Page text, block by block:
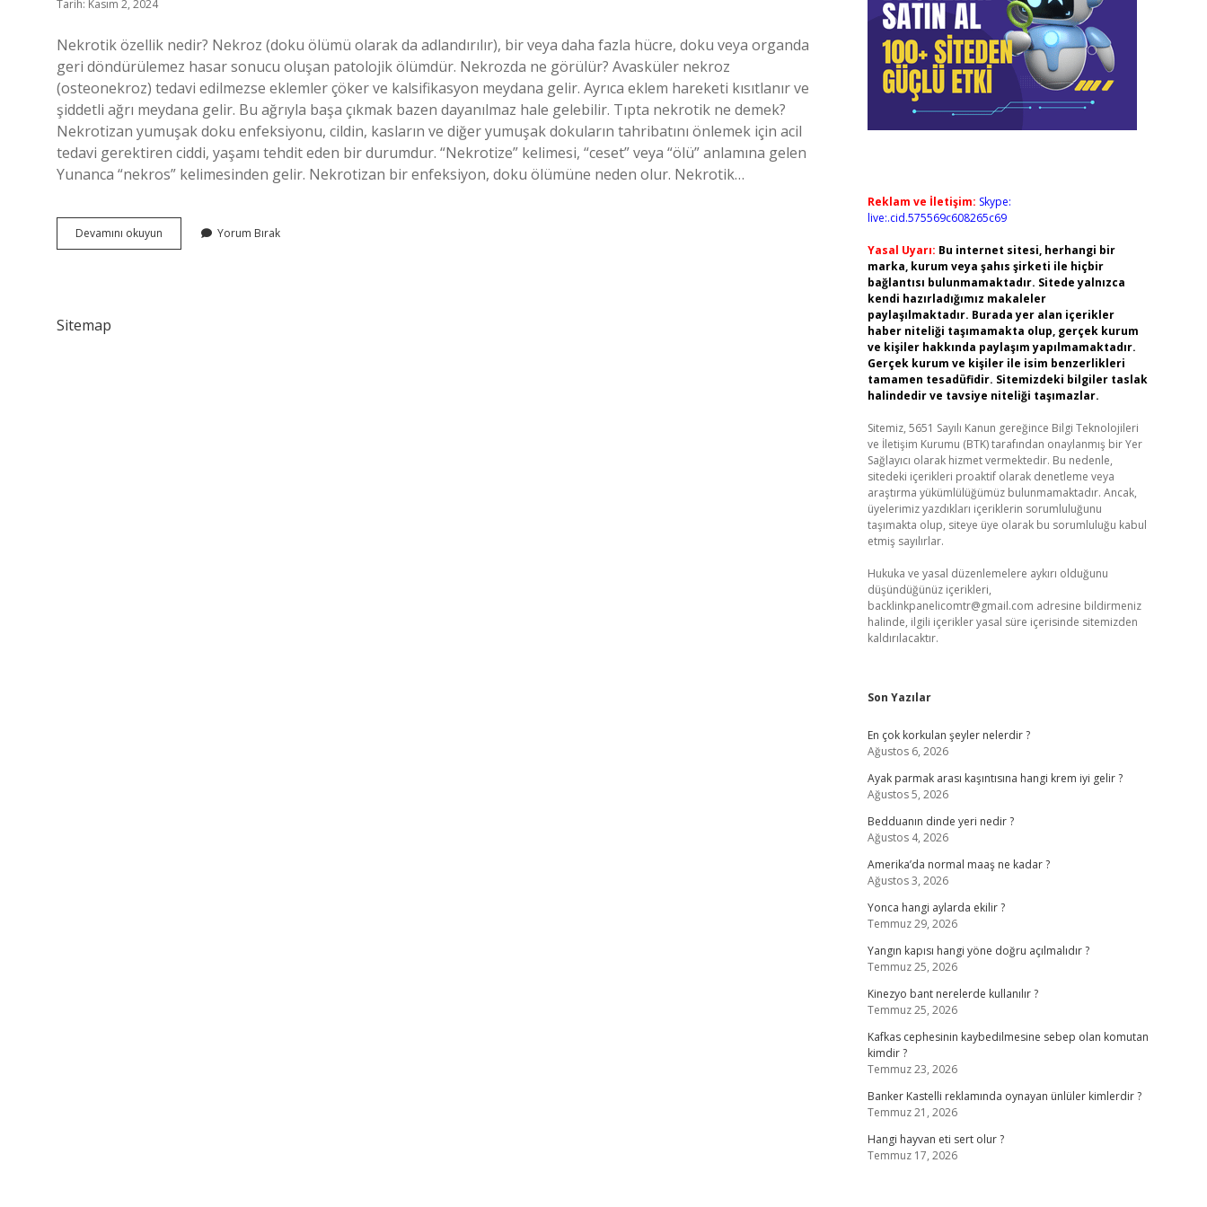
Tarih: Kasım 2, 2024
Nekrotik özellik nedir? Nekroz (doku ölümü olarak da adlandırılır), bir veya daha fazla hücre, doku veya organda
geri döndürülemez hasar sonucu oluşan patolojik ölümdür. Nekrozda ne görülür? Avasküler nekroz
(osteonekroz) tedavi edilmezse eklemler çöker ve kalsifikasyon meydana gelir. Ayrıca eklem hareketi kısıtlanır ve
şiddetli ağrı meydana gelir. Bu ağrıyla başa çıkmak bazen dayanılmaz hale gelebilir. Tıpta nekrotik ne demek?
Nekrotizan yumuşak doku enfeksiyonu, cildin, kasların ve diğer yumuşak dokuların tahribatını önlemek için acil
tedavi gerektiren ciddi, yaşamı tehdit eden bir durumdur. “Nekrotize” kelimesi, “ceset” veya “ölü” anlamına gelen
Yunanca “nekros” kelimesinden gelir. Nekrotizan bir enfeksiyon, doku ölümüne neden olur. Nekrotik…
Devamını okuyun Nekrotik
Belirtiler
Yorum Bırak
Sitemap
Reklam ve İletişim: Skype:
live:.cid.575569c608265c69
Yasal Uyarı: Bu internet sitesi, herhangi bir
marka, kurum veya şahıs şirketi ile hiçbir
bağlantısı bulunmamaktadır. Sitede yalnızca
kendi hazırladığımız makaleler
paylaşılmaktadır. Burada yer alan içerikler
haber niteliği taşımamakta olup, gerçek kurum
ve kişiler hakkında paylaşım yapılmamaktadır.
Gerçek kurum ve kişiler ile isim benzerlikleri
tamamen tesadüfidir. Sitemizdeki bilgiler taslak
halindedir ve tavsiye niteliği taşımazlar.
Sitemiz, 5651 Sayılı Kanun gereğince Bilgi Teknolojileri
ve İletişim Kurumu (BTK) tarafından onaylanmış bir Yer
Sağlayıcı olarak hizmet vermektedir. Bu nedenle,
sitedeki içerikleri proaktif olarak denetleme veya
araştırma yükümlülüğümüz bulunmamaktadır. Ancak,
üyelerimiz yazdıkları içeriklerin sorumluluğunu
taşımakta olup, siteye üye olarak bu sorumluluğu kabul
etmiş sayılırlar.
Hukuka ve yasal düzenlemelere aykırı olduğunu
düşündüğünüz içerikleri,
backlinkpanelicomtr@gmail.com adresine bildirmeniz
halinde, ilgili içerikler yasal süre içerisinde sitemizden
kaldırılacaktır.
Son Yazılar
En çok korkulan şeyler nelerdir ?
Ağustos 6, 2026
Ayak parmak arası kaşıntısına hangi krem iyi gelir ?
Ağustos 5, 2026
Bedduanın dinde yeri nedir ?
Ağustos 4, 2026
Amerika’da normal maaş ne kadar ?
Ağustos 3, 2026
Yonca hangi aylarda ekilir ?
Temmuz 29, 2026
Yangın kapısı hangi yöne doğru açılmalıdır ?
Temmuz 25, 2026
Kinezyo bant nerelerde kullanılır ?
Temmuz 25, 2026
Kafkas cephesinin kaybedilmesine sebep olan komutan
kimdir ?
Temmuz 23, 2026
Banker Kastelli reklamında oynayan ünlüler kimlerdir ?
Temmuz 21, 2026
Hangi hayvan eti sert olur ?
Temmuz 17, 2026